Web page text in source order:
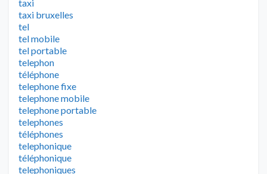
taxi
taxi bruxelles
tel
tel mobile
tel portable
telephon
téléphone
telephone fixe
telephone mobile
telephone portable
telephones
téléphones
telephonique
téléphonique
telephoniques